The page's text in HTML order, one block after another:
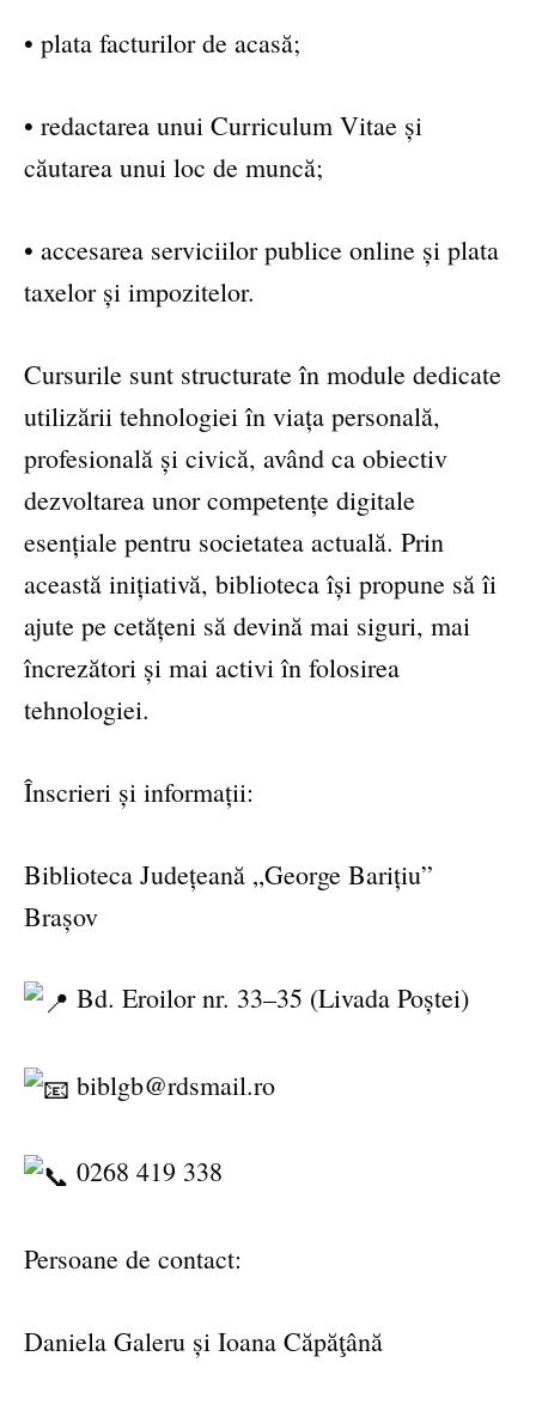
• plata facturilor de acasă;
• redactarea unui Curriculum Vitae și
căutarea unui loc de muncă;
• accesarea serviciilor publice online și plata
taxelor și impozitelor.
Cursurile sunt structurate în module dedicate
utilizării tehnologiei în viața personală,
profesională și civică, având ca obiectiv
dezvoltarea unor competențe digitale
esențiale pentru societatea actuală. Prin
această inițiativă, biblioteca își propune să îi
ajute pe cetățeni să devină mai siguri, mai
încrezători și mai activi în folosirea
tehnologiei.
Înscrieri și informații:
Biblioteca Județeană „George Barițiu”
Brașov
Bd. Eroilor nr. 33–35 (Livada Poștei)
biblgb@rdsmail.ro
0268 419 338
Persoane de contact:
Daniela Galeru și Ioana Căpăţână